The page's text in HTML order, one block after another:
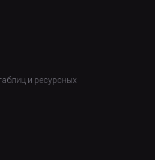
и ресурсных